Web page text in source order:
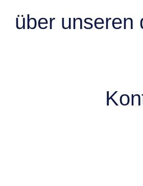
über